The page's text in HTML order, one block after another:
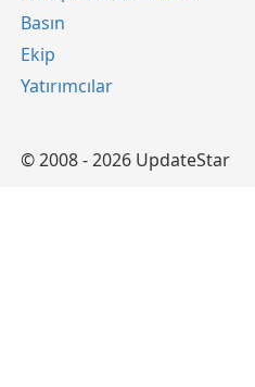
Basın
Ekip
Yatırımcılar
© 2008 - 2026 UpdateStar